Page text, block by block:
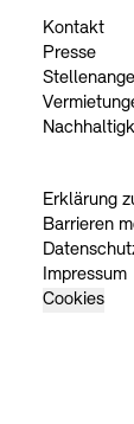
Kontakt
Presse
Erklärung
Barrieren
Impressum
Cookies